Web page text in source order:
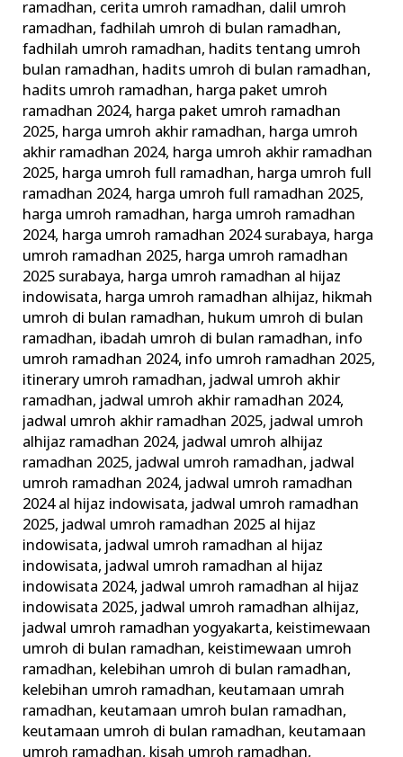
ramadhan, cerita umroh ramadhan, dalil umroh
ramadhan,fadhilah umroh di bulan ramadhan,
fadhilah umroh ramadhan, hadits tentang umroh
bulan ramadhan, hadits umroh di bulan ramadhan,
hadits umroh ramadhan, harga paket umroh
ramadhan 2024, harga paket umroh ramadhan
2025, harga umroh akhir ramadhan, harga umroh
akhir ramadhan 2024, harga umroh akhir ramadhan
2025, harga umroh full ramadhan, harga umroh full
ramadhan 2024, harga umroh full ramadhan 2025,
harga umroh ramadhan, harga umroh ramadhan
2024, harga umroh ramadhan 2024 surabaya, harga
umroh ramadhan 2025, harga umroh ramadhan
2025 surabaya, harga umroh ramadhan al hijaz
indowisata, harga umroh ramadhan alhijaz, hikmah
umroh di bulan ramadhan, hukum umroh di bulan
ramadhan, ibadah umroh di bulan ramadhan, info
umroh ramadhan 2024, info umroh ramadhan 2025,
itinerary umroh ramadhan, jadwal umroh akhir
ramadhan, jadwal umroh akhir ramadhan 2024,
jadwal umroh akhir ramadhan 2025, jadwal umroh
alhijaz ramadhan 2024, jadwal umroh alhijaz
ramadhan 2025, jadwal umroh ramadhan, jadwal
umroh ramadhan 2024, jadwal umroh ramadhan
2024 al hijaz indowisata, jadwal umroh ramadhan
2025, jadwal umroh ramadhan 2025 al hijaz
indowisata, jadwal umroh ramadhan al hijaz
indowisata, jadwal umroh ramadhan al hijaz
indowisata 2024, jadwal umroh ramadhan al hijaz
indowisata 2025, jadwal umroh ramadhan alhijaz,
jadwal umroh ramadhan yogyakarta, keistimewaan
umroh di bulan ramadhan, keistimewaan umroh
ramadhan, kelebihan umroh di bulan ramadhan,
kelebihan umroh ramadhan, keutamaan umrah
ramadhan, keutamaan umroh bulan ramadhan,
keutamaan umroh di bulan ramadhan, keutamaan
umroh ramadhan, kisah umroh ramadhan,